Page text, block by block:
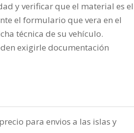
y verificar que el material es el
el formulario que vera en el
técnica de su vehículo.
exigirle documentación
para envios a las islas y